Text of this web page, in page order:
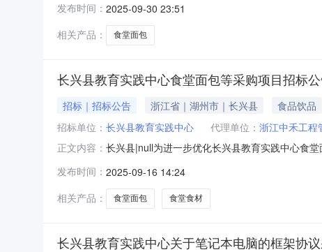
4.44.48.8一学年七、公示时间：2025年9月30日
发布时间： 2025-09-30 23:51
相关产品：
食堂面包
长兴县教育实践中心食堂面包等采购项目招标
招标｜招标公告 浙江省｜湖州市｜长兴县 食品饮品
招标单位： 长兴县教育实践中心 代理单位： 浙江中禾工程
正文内容： 长兴县|null为进一步优化长兴县教育实践中心食
类：根据综合评判，进行招标，择优选择其中1
期。（2）符合卫生要求，不能有
发布时间： 2025-09-16 14:24
相关产品：
食堂面包 食堂食材
长兴县教育实践中心关于笔记本电脑的框架协